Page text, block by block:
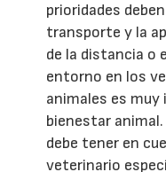
prioridades
transporte y la
de la distancia o
entorno en los
animales es
bienestar
debe tener en
veterinario